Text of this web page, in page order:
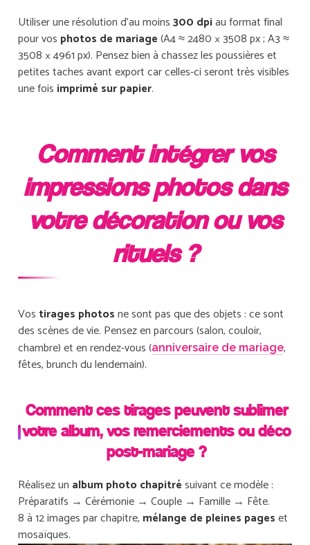
Utiliser une résolution d’au moins300 dpiau format final
pour vos photos de mariage(A4 ≈ 2480 × 3508 px ; A3 ≈
3508 × 4961 px). Pensez bien à chassez les poussières et
petites taches avant export car celles-ci seront très visibles
une fois imprimé sur papier.
Comment intégrer vos
impressions photos dans
votre décoration ou vos
rituels ?
Vos tirages photosne sont pas que des objets : ce sont
des scènes de vie. Pensez en parcours (salon, couloir,
chambre) et en rendez-vous (anniversaire de mariage,
fêtes, brunch du lendemain).
Comment ces tirages peuvent sublimer
votre album, vos remerciements ou déco
post-mariage ?
Réalisez un album photo chapitrésuivant ce modèle :
Préparatifs → Cérémonie → Couple → Famille → Fête.
8 à 12 images par chapitre, mélange de pleines pageset
mosaïques.